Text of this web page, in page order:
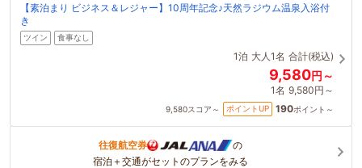
【素泊まり ビジネス＆レジャー】10周年記念♪天然ラジウム温泉入浴付
き
ツイン 食事なし
1泊 大人1名 合計(税込)
9,580円～
1名 9,580円～
9,580スコア～ ポイントUP 190ポイント～
往復航空券
の
宿泊＋交通がセットのプランをみる